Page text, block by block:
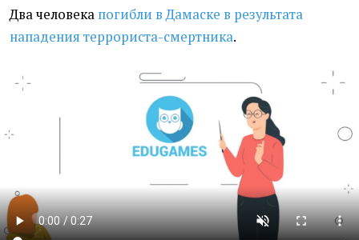
Два человека погибли в Дамаске в результата
нападения террориста-смертника.